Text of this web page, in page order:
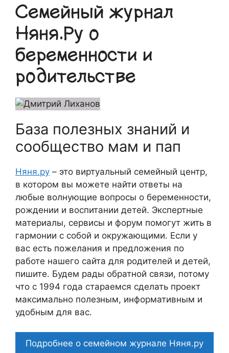
Семейный журнал
Няня.Ру о
беременности и
родительстве
База полезных знаний и
сообщество мам и пап
Няня.ру – это виртуальный семейный центр,
в котором вы можете найти ответы на
любые волнующие вопросы о беременности,
рождении и воспитании детей. Экспертные
материалы, сервисы и форум помогут жить в
гармонии с собой и окружающими. Если у
вас есть пожелания и предложения по
работе нашего сайта для родителей и детей,
пишите. Будем рады обратной связи, потому
что c 1994 года стараемся сделать проект
максимально полезным, информативным и
удобным для вас.
Подробнее о семейном журнале Няня.ру